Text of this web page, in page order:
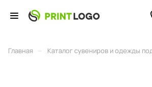
Главная Каталог сувениров и одежды